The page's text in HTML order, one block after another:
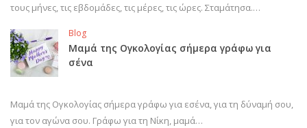
τους μήνες, τις εβδομάδες, τις μέρες, τις ώρες. Σταμάτησα.…
Blog
Μαμά της Ογκολογίας σήμερα γράφω για
σένα
Μαμά της Ογκολογίας σήμερα γράφω για εσένα, για τη δύναμή σου,
για τον αγώνα σου. Γράφω για τη Νίκη, μαμά…